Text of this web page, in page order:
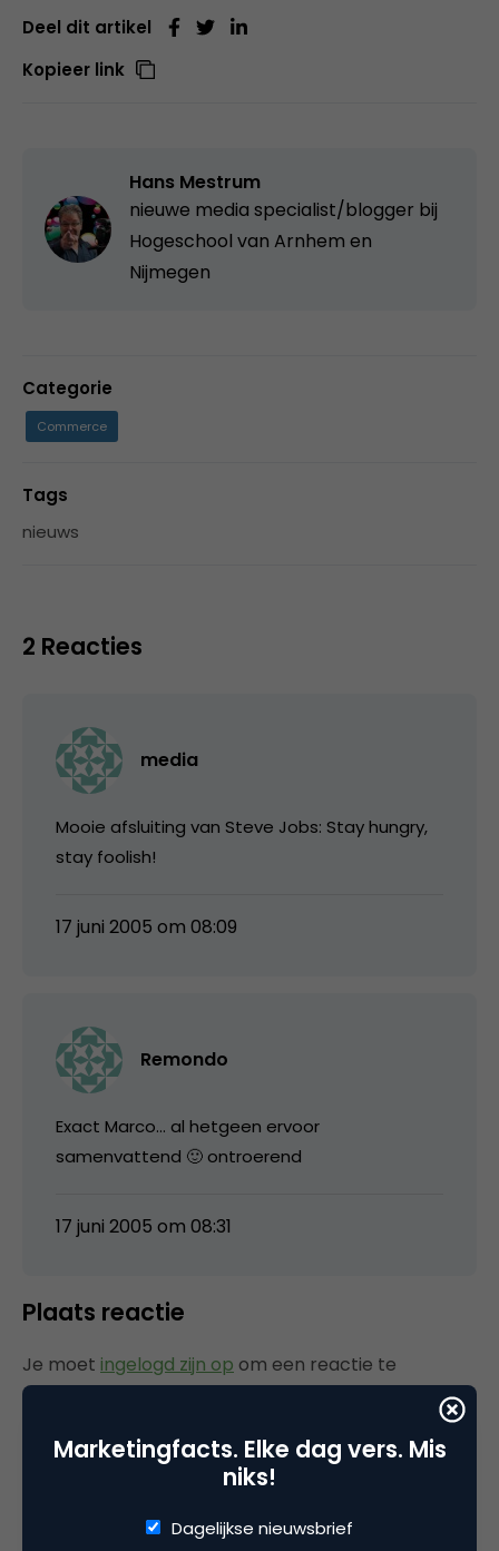
Deel dit artikel
Kopieer link
Hans Mestrum
nieuwe media specialist/blogger bij
Hogeschool van Arnhem en
Nijmegen
Categorie
Commerce
Tags
nieuws
2 Reacties
media
Mooie afsluiting van Steve Jobs: Stay hungry,
stay foolish!
17 juni 2005 om 08:09
Remondo
Exact Marco… al hetgeen ervoor
samenvattend 🙂 ontroerend
17 juni 2005 om 08:31
Plaats reactie
Je moet ingelogd zijn op om een reactie te
plaatsen.
Gerelateerde artikelen
Marketingfacts. Elke dag vers. Mis
niks!
Dagelijkse nieuwsbrief